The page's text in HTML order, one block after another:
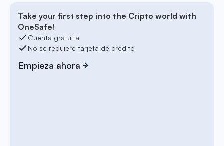
Take your first step into the Cripto world with
OneSafe!
Cuenta gratuita
No se requiere tarjeta de crédito
Empieza ahora